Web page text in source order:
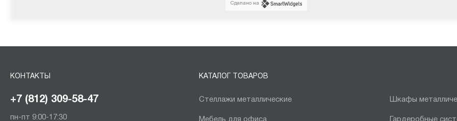
Сделано на
КОНТАКТЫ
+7 (812) 309-58-47
пн-пт 9:00-17:30
КАТАЛОГ ТОВАРОВ
Стеллажи металлические Шкафы
Мебель для офиса Гардеробные